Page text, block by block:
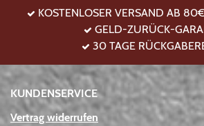
KOSTENLOSER VERSAND AB
GELD-ZURÜCK-
30 TAGE
KUNDENSERVICE
Vertrag widerrufen